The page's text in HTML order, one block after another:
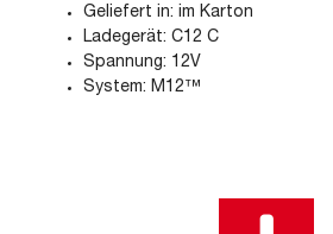
Geliefert in: im Karton
Ladegerät: C12 C
Spannung: 12V
System: M12™